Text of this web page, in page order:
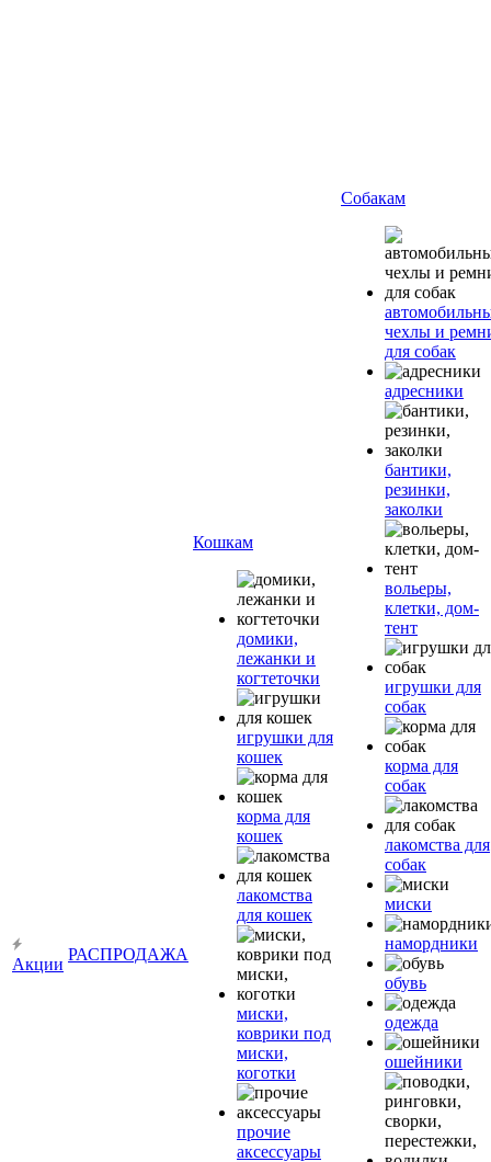
Акции
РАСПРОДАЖА
Кошкам
домики,
лежанки и
когтеточки
игрушки для
кошек
корма для
кошек
лакомства
для кошек
миски,
коврики под
миски,
коготки
прочие
аксессуары
Собакам
чехлы и
для собак
адресники
бантики,
резинки,
заколки
вольеры,
клетки, дом-
тент
игрушки для
собак
корма для
собак
лакомства для
собак
миски
намордники
обувь
одежда
ошейники